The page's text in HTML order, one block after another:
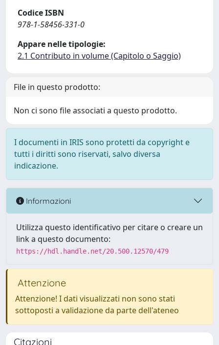
Codice ISBN
978-1-58456-331-0
Appare nelle tipologie:
2.1 Contributo in volume (Capitolo o Saggio)
File in questo prodotto:
Non ci sono file associati a questo prodotto.
I documenti in IRIS sono protetti da copyright e
tutti i diritti sono riservati, salvo diversa
indicazione.
Informazioni
Utilizza questo identificativo per citare o creare un
link a questo documento:
https://hdl.handle.net/20.500.12570/479
Attenzione
Attenzione! I dati visualizzati non sono stati
sottoposti a validazione da parte dell'ateneo
Citazioni